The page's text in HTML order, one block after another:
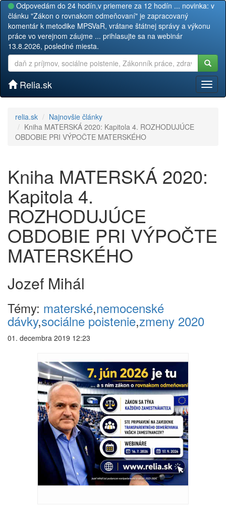
Odpovedám do 24 hodín,v priemere za 12 hodín ... novinka: v
článku "Zákon o rovnakom odmeňovaní" je zapracovaný
komentár k metodike MPSVaR, vrátane štátnej správy a výkonu
práce vo verejnom záujme ... prihlasujte sa na webinár
13.8.2026, posledné miesta.
Relia.sk
relia.sk
Najnovšie články
Kniha MATERSKÁ 2020: Kapitola 4. ROZHODUJÚCE
OBDOBIE PRI VÝPOČTE MATERSKÉHO
Kniha MATERSKÁ 2020:
Kapitola 4.
ROZHODUJÚCE
OBDOBIE PRI VÝPOČTE
MATERSKÉHO
Jozef Mihál
Témy: materské,nemocenské
dávky,sociálne poistenie,zmeny 2020
01. decembra 2019 12:23